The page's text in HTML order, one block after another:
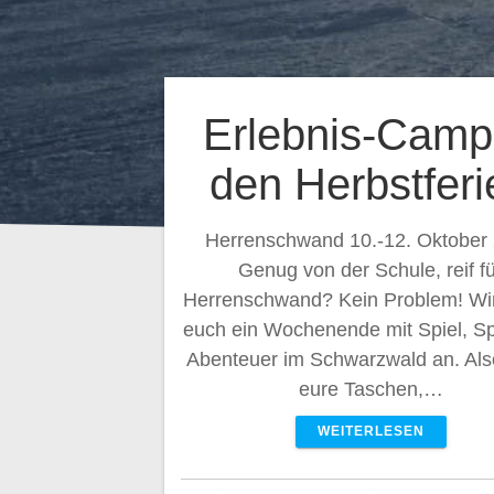
Erlebnis-
den
Herrenschwand 10.-12. Oktober
Genug von der Schule, reif
Herrenschwand? Kein Problem!
euch ein Wochenende mit Spiel,
Abenteuer im Schwarzwald an.
eure Taschen,…
WEITERLESEN